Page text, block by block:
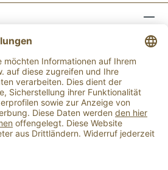
Flaschengeist Münster
Mehrwertsteuer zzgl.